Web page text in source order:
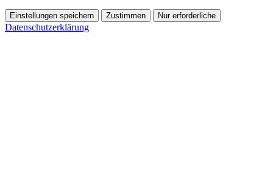
Einstellungen speichern Zustimmen Nur erforderliche
Datenschutzerklärung